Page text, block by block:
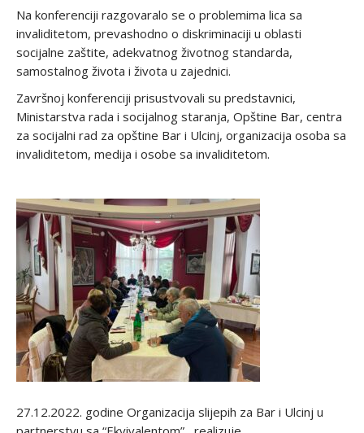
Na konferenciji razgovaralo se o problemima lica sa
invaliditetom, prevashodno o diskriminaciji u oblasti
socijalne zaštite, adekvatnog životnog standarda,
samostalnog života i života u zajednici.
Završnoj konferenciji prisustvovali su predstavnici,
Ministarstva rada i socijalnog staranja, Opštine Bar, centra
za socijalni rad za opštine Bar i Ulcinj, organizacija osoba sa
invaliditetom, medija i osobe sa invaliditetom.
27.12.2022. godine Organizacija slijepih za Bar i Ulcinj u